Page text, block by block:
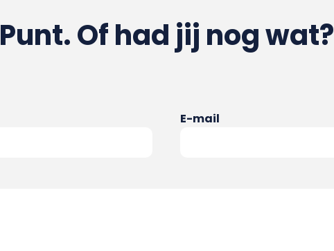
Punt. Of had jij nog wat?
E-mail